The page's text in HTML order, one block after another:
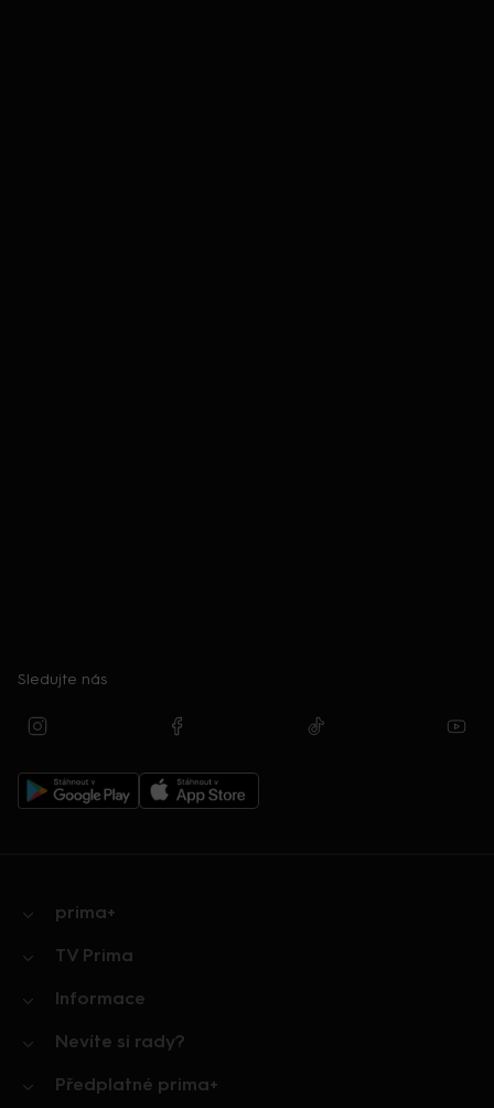
Sledujte nás
prima+
TV Prima
Informace
Nevíte si rady?
Předplatné prima+